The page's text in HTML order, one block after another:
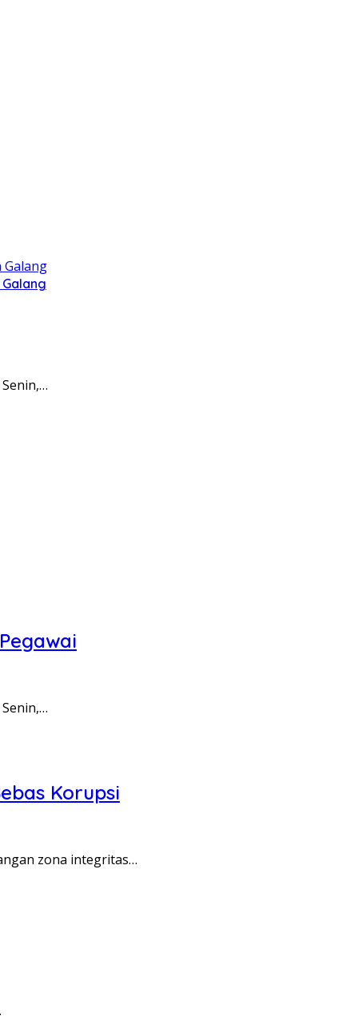
Korupsi
zona integritas…